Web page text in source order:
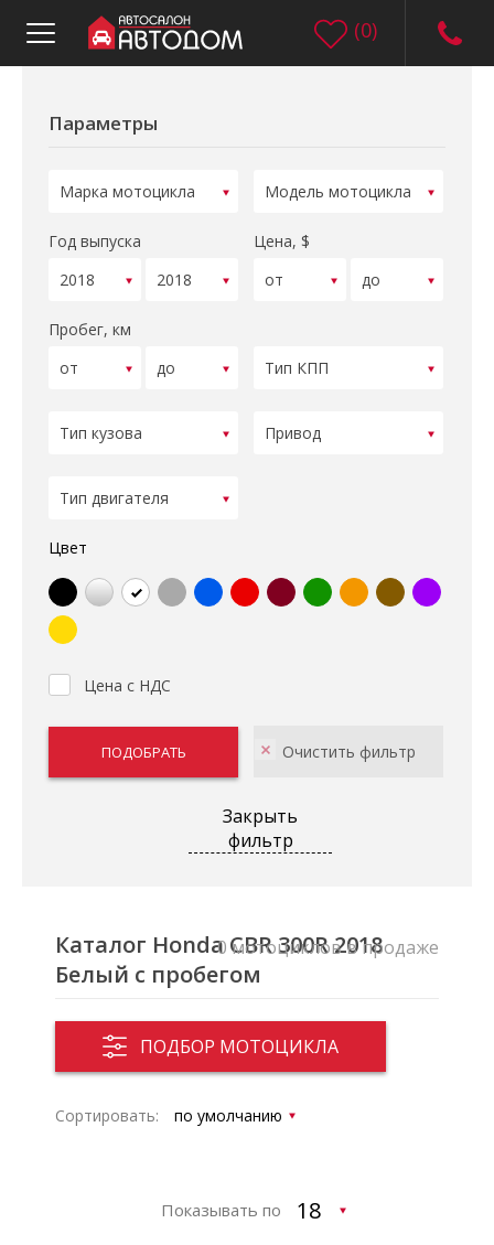
(0)
Параметры
Год выпуска Цена, $
Пробег, км
Цвет
Цена с НДС
Закрыть
фильтр
Каталог Honda CBR 300R 2018
Белый с пробегом
ПОДБОР МОТОЦИКЛА
0 мотоциклов в продаже
Сортировать:
Показывать по